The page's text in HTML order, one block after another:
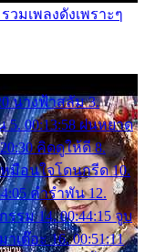
มเพลงดังเพราะๆ
นางฟ้าสลัม 3.
5. 00:13:58 ฝนหยาด
คิดดูให้ดี 8.
หมือนใจโดนกรีด 10.
คำรำพัน 12.
รรม 14. 00:44:15 จูบ
เต๊อะ 16. 00:51:11